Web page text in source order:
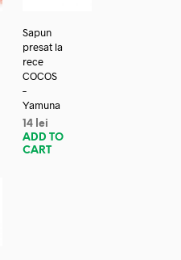
Sapun
presat la
rece
COCOS
–
Yamuna
14 lei
ADD TO
CART